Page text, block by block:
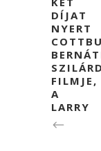
DÍJAT
NYERT
SZILÁRD
FILMJE,
A
LARRY